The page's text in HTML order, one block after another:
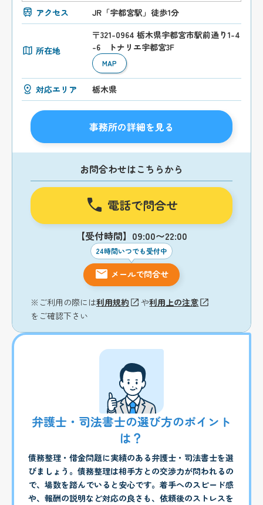
アクセス JR「宇都宮駅」徒歩1分
所在地
〒321-0964 栃木県宇都宮市駅前通り1-4
-6 トナリエ宇都宮3F
MAP
対応エリア 栃木県
事務所の詳細を見る
お問合わせはこちらから
電話で問合せ
【受付時間】09:00〜22:00
24時間いつでも受付中
メールで問合せ
※ご利用の際には利用規約 や利用上の注意
をご確認下さい
弁護士・司法書士の選び方のポイント
は？
債務整理・借金問題に実績のある弁護士・司法書士を選
びましょう。債務整理は相手方との交渉力が問われるの
で、場数を踏んでいると安心です。着手へのスピード感
や、報酬の説明など対応の良さも、依頼後のストレスを